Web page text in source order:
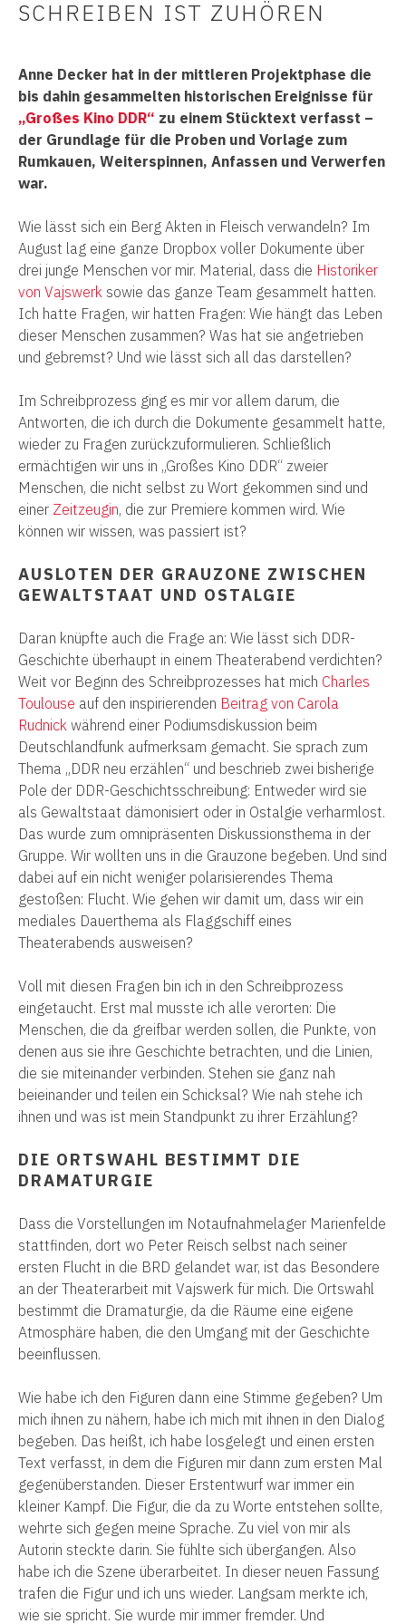
SCHREIBEN IST ZUHÖREN
Anne Decker hat in der mittleren Projektphase die
bis dahin gesammelten historischen Ereignisse für
„Großes Kino DDR“ zu einem Stücktext verfasst –
der Grundlage für die Proben und Vorlage zum
Rumkauen, Weiterspinnen, Anfassen und Verwerfen
war.
Wie lässt sich ein Berg Akten in Fleisch verwandeln? Im
August lag eine ganze Dropbox voller Dokumente über
drei junge Menschen vor mir. Material, dass die Historiker
von Vajswerk sowie das ganze Team gesammelt hatten.
Ich hatte Fragen, wir hatten Fragen: Wie hängt das Leben
dieser Menschen zusammen? Was hat sie angetrieben
und gebremst? Und wie lässt sich all das darstellen?
Im Schreibprozess ging es mir vor allem darum, die
Antworten, die ich durch die Dokumente gesammelt hatte,
wieder zu Fragen zurückzuformulieren. Schließlich
ermächtigen wir uns in „Großes Kino DDR“ zweier
Menschen, die nicht selbst zu Wort gekommen sind und
einer Zeitzeugin, die zur Premiere kommen wird. Wie
können wir wissen, was passiert ist?
AUSLOTEN DER GRAUZONE ZWISCHEN
GEWALTSTAAT UND OSTALGIE
Daran knüpfte auch die Frage an: Wie lässt sich DDR-
Geschichte überhaupt in einem Theaterabend verdichten?
Weit vor Beginn des Schreibprozesses hat mich Charles
Toulouse auf den inspirierenden Beitrag von Carola
Rudnick während einer Podiumsdiskussion beim
Deutschlandfunk aufmerksam gemacht. Sie sprach zum
Thema „DDR neu erzählen“ und beschrieb zwei bisherige
Pole der DDR-Geschichtsschreibung: Entweder wird sie
als Gewaltstaat dämonisiert oder in Ostalgie verharmlost.
Das wurde zum omnipräsenten Diskussionsthema in der
Gruppe. Wir wollten uns in die Grauzone begeben. Und sind
dabei auf ein nicht weniger polarisierendes Thema
gestoßen: Flucht. Wie gehen wir damit um, dass wir ein
mediales Dauerthema als Flaggschiff eines
Theaterabends ausweisen?
Voll mit diesen Fragen bin ich in den Schreibprozess
eingetaucht. Erst mal musste ich alle verorten: Die
Menschen, die da greifbar werden sollen, die Punkte, von
denen aus sie ihre Geschichte betrachten, und die Linien,
die sie miteinander verbinden. Stehen sie ganz nah
beieinander und teilen ein Schicksal? Wie nah stehe ich
ihnen und was ist mein Standpunkt zu ihrer Erzählung?
DIE ORTSWAHL BESTIMMT DIE
DRAMATURGIE
Dass die Vorstellungen im Notaufnahmelager Marienfelde
stattfinden, dort wo Peter Reisch selbst nach seiner
ersten Flucht in die BRD gelandet war, ist das Besondere
an der Theaterarbeit mit Vajswerk für mich. Die Ortswahl
bestimmt die Dramaturgie, da die Räume eine eigene
Atmosphäre haben, die den Umgang mit der Geschichte
beeinflussen.
Wie habe ich den Figuren dann eine Stimme gegeben? Um
mich ihnen zu nähern, habe ich mich mit ihnen in den Dialog
begeben. Das heißt, ich habe losgelegt und einen ersten
Text verfasst, in dem die Figuren mir dann zum ersten Mal
gegenüberstanden. Dieser Erstentwurf war immer ein
kleiner Kampf. Die Figur, die da zu Worte entstehen sollte,
wehrte sich gegen meine Sprache. Zu viel von mir als
Autorin steckte darin. Sie fühlte sich übergangen. Also
habe ich die Szene überarbeitet. In dieser neuen Fassung
trafen die Figur und ich uns wieder. Langsam merkte ich,
wie sie spricht. Sie wurde mir immer fremder. Und